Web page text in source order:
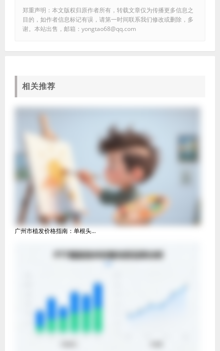
郑重声明：本文版权归原作者所有，转载文章仅为传播更多信息之
目的，如作者信息标记有误，请第一时间联系我们修改或删除，多
谢。本站出售，邮箱：yongtao68@qq.com
相关推荐
广州市植发价格指南：单根头...